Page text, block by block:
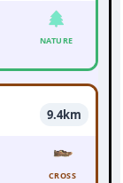
NATURE
9.4km
CROSS